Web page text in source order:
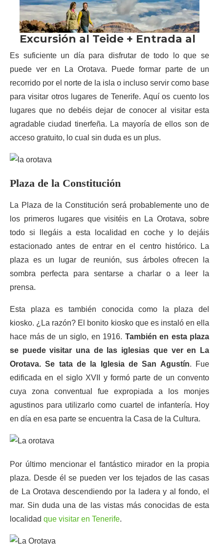
Es suficiente un día para disfrutar de todo lo que se
puede ver en La Orotava. Puede formar parte de un
recorrido por el norte de la isla o incluso servir como base
para visitar otros lugares de Tenerife. Aquí os cuento los
lugares que no debéis dejar de conocer al visitar esta
agradable ciudad tinerfeña. La mayoría de ellos son de
acceso gratuito, lo cual sin duda es un plus.
Plaza de la Constitución
La Plaza de la Constitución será probablemente uno de
los primeros lugares que visitéis en La Orotava, sobre
todo si llegáis a esta localidad en coche y lo dejáis
estacionado antes de entrar en el centro histórico. La
plaza es un lugar de reunión, sus árboles ofrecen la
sombra perfecta para sentarse a charlar o a leer la
prensa.
Esta plaza es también conocida como la plaza del
kiosko. ¿La razón? El bonito kiosko que es instaló en ella
hace más de un siglo, en 1916. También en esta plaza
se puede visitar una de las iglesias que ver en La
Orotava. Se tata de la Iglesia de San Agustín. Fue
edificada en el siglo XVII y formó parte de un convento
cuya zona conventual fue expropiada a los monjes
agustinos para utilizarlo como cuartel de infantería. Hoy
en día en esa parte se encuentra la Casa de la Cultura.
Por último mencionar el fantástico mirador en la propia
plaza. Desde él se pueden ver los tejados de las casas
de La Orotava descendiendo por la ladera y al fondo, el
mar. Sin duda una de las vistas más conocidas de esta
localidad que visitar en Tenerife.